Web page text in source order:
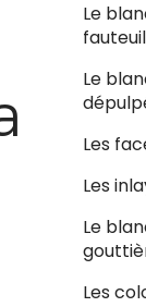
Le
fauteuil
Le
Les
Les
Le
Les